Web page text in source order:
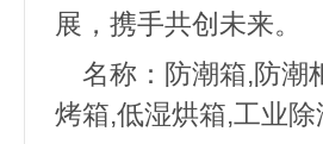
展，携手共创未来。
名称：防潮箱,防潮
烤箱,低湿烘箱,工业